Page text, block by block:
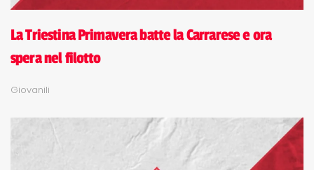
La Triestina Primavera batte la Carrarese e ora
spera nel filotto
Giovanili